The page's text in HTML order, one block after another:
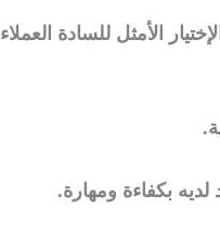
الأمثل للسادة العملاء
بكفاءة ومهارة.